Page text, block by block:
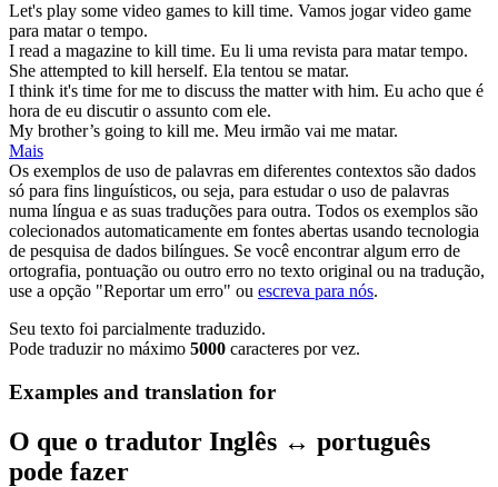
Let's play some video games to kill time. Vamos jogar video game
para matar o tempo.
I read a magazine to kill time. Eu li uma revista para matar tempo.
She attempted to kill herself. Ela tentou se matar.
I think it's time for me to discuss the matter with him. Eu acho que é
hora de eu discutir o assunto com ele.
My brother’s going to kill me. Meu irmão vai me matar.
Mais
Os exemplos de uso de palavras em diferentes contextos são dados
só para fins linguísticos, ou seja, para estudar o uso de palavras
numa língua e as suas traduções para outra. Todos os exemplos são
colecionados automaticamente em fontes abertas usando tecnologia
de pesquisa de dados bilíngues. Se você encontrar algum erro de
ortografia, pontuação ou outro erro no texto original ou na tradução,
use a opção "Reportar um erro" ou escreva para nós.
Seu texto foi parcialmente traduzido.
Pode traduzir no máximo 5000 caracteres por vez.
Examples and translation for
O que o tradutor Inglês ↔ português
pode fazer